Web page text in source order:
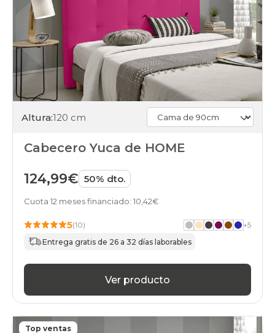
Altura:120 cm
Cabecero Yuca de HOME
124,99€ 50% dto.
Cuota 12 meses financiado: 10,42€
5(10) +5
Entrega gratis de 26 a 32 días laborables
Ver producto
Top ventas